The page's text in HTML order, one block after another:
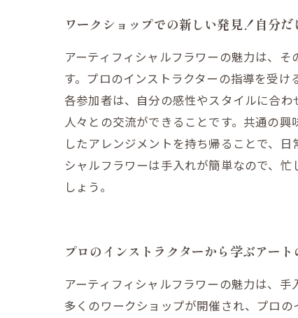
ワークショップでの新しい発見！自分
アーティフィシャルフラワーの魅力は、
す。プロのインストラクターの指導を受
各参加者は、自分の感性やスタイルに合
人々との交流ができることです。共通の
したアレンジメントを持ち帰ることで、
シャルフラワーは手入れが簡単なので、
しょう。
プロのインストラクターから学ぶアート
アーティフィシャルフラワーの魅力は、
多くのワークショップが開催され、プロ